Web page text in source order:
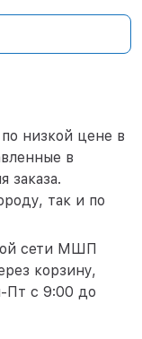
низкой цене в
в
заказа.
так и по
сети MШП
корзину,
Пт с 9:00 до